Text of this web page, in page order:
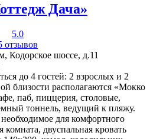
Дача»
5.0
отзывов
Кодорское шоссе, д.11
до 4 гостей: 2 взрослых и 2
близости располагаются «Мокко
паб, пиццерия, столовые,
тоннель, ведущий к пляжу.
для комфортного
комната, двуспальная кровать